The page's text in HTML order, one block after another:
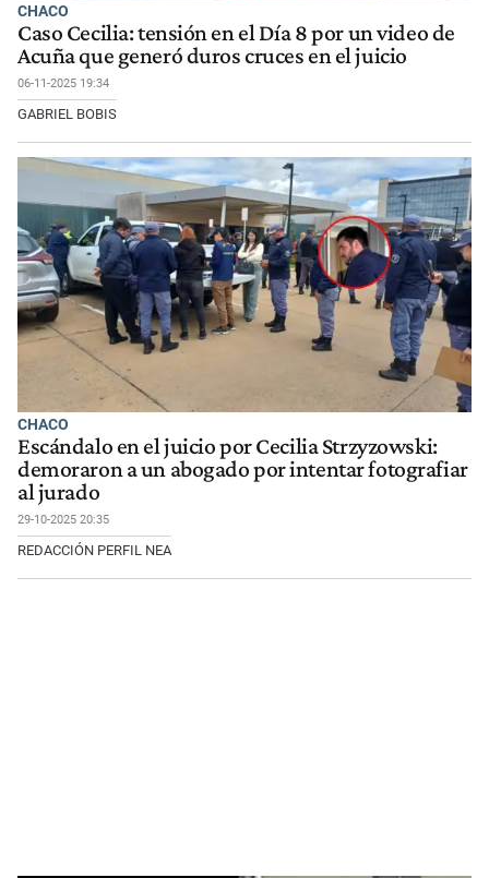
CHACO
Caso Cecilia: tensión en el Día 8 por un video de
Acuña que generó duros cruces en el juicio
06-11-2025 19:34
GABRIEL BOBIS
CHACO
Escándalo en el juicio por Cecilia Strzyzowski:
demoraron a un abogado por intentar fotografiar
al jurado
29-10-2025 20:35
REDACCIÓN PERFIL NEA